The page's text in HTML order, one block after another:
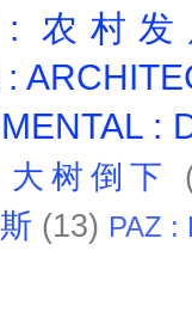
: 农村
:
大树倒下
(13) PAZ :